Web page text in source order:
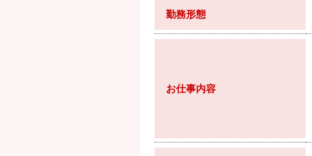
勤務形態
お仕事内容